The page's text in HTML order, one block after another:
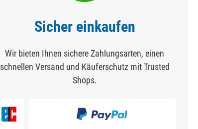
Sicher einkaufen
Wir bieten Ihnen sichere Zahlungsarten, einen
schnellen Versand und Käuferschutz mit Trusted
Shops.